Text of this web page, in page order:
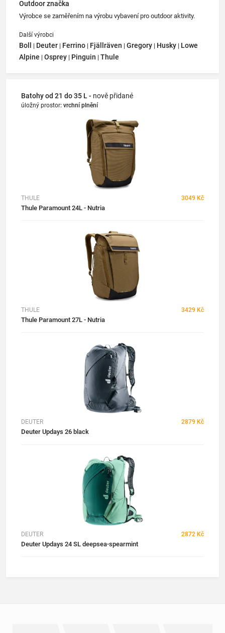
Outdoor značka
Výrobce se zaměřením na výrobu vybavení pro outdoor aktivity.
Další výrobci
Boll | Deuter | Ferrino | Fjällräven | Gregory | Husky | Lowe
Alpine | Osprey | Pinguin | Thule
Batohy od 21 do 35 L - nově přidané
úložný prostor: vrchní plnění
THULE 3049 Kč
Thule Paramount 24L - Nutria
THULE 3429 Kč
Thule Paramount 27L - Nutria
DEUTER 2879 Kč
Deuter Updays 26 black
DEUTER 2872 Kč
Deuter Updays 24 SL deepsea-spearmint